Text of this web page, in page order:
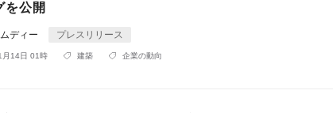
を公開
ディー プレスリリース
月14日 01時 建築 企業の動向